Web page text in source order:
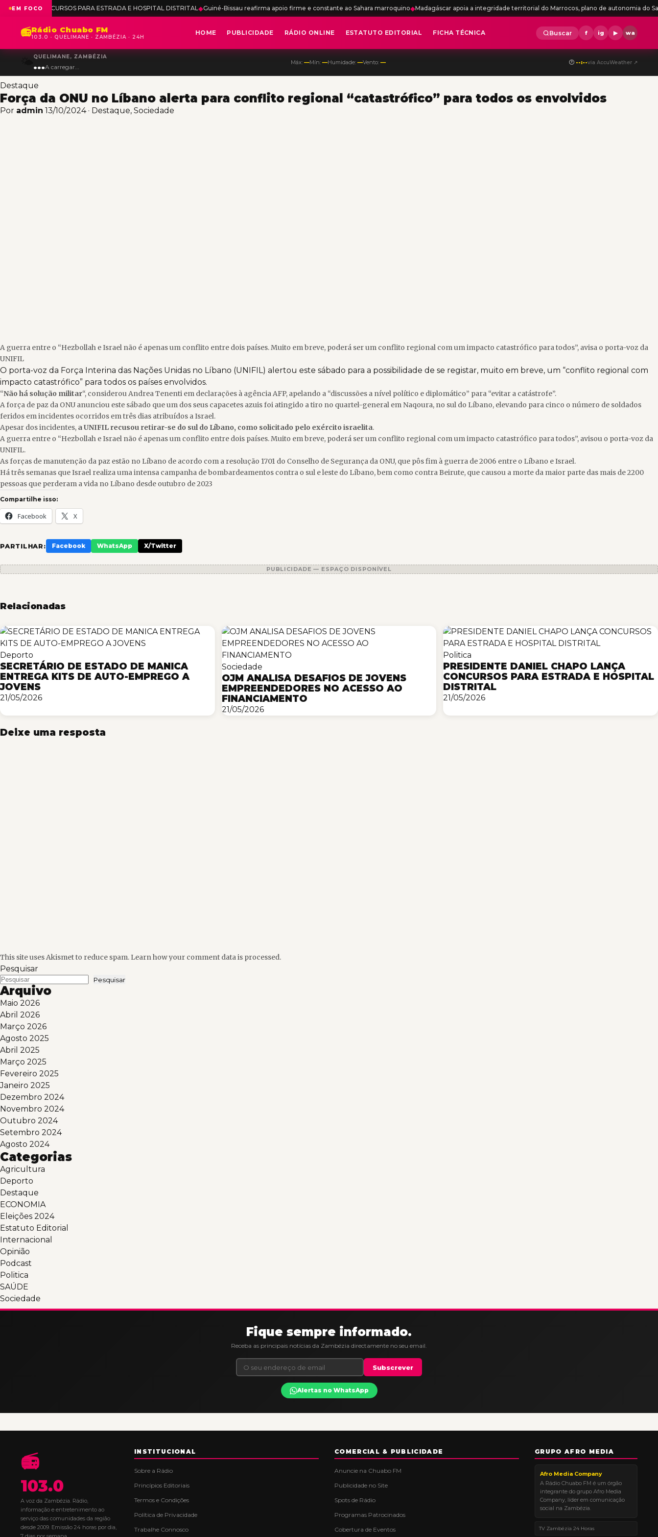
EM FOCOPARA ESTRADA E HOSPITAL DISTRITAL◆Guiné-Bissau reafirma apoio firme e constante ao Sahara marroquino◆Madagáscar apoia a integridade territorial do Marrocos, plano de autonomia do Sahara e saúda
📻Rádio Chuabo FM
103.0 · QUELIMANE · ZAMBÉZIA · 24H
HOME PUBLICIDADE RÁDIO ONLINE ESTATUTO EDITORIAL FICHA TÉCNICA Buscar f ig ▶ wa
QUELIMANE, ZAMBÉZIA
...A carregar...
Máx: —Mín: —Humidade: —Vento: — 🕐 --:--via AccuWeather ↗
Destaque
Força da ONU no Líbano alerta para conflito regional “catastrófico” para todos os envolvidos
Por admin 13/10/2024 · Destaque, Sociedade
A guerra entre o “Hezbollah e Israel não é apenas um conflito entre dois países. Muito em breve, poderá ser um conflito regional com um impacto catastrófico para todos”, avisa o porta-voz da
UNIFIL
O porta-voz da Força Interina das Nações Unidas no Líbano (UNIFIL) alertou este sábado para a possibilidade de se registar, muito em breve, um “conflito regional com
impacto catastrófico” para todos os países envolvidos.
“Não há solução militar“, considerou Andrea Tenenti em declarações à agência AFP, apelando a “discussões a nível político e diplomático” para “evitar a catástrofe”.
A força de paz da ONU anunciou este sábado que um dos seus capacetes azuis foi atingido a tiro no quartel-general em Naqoura, no sul do Líbano, elevando para cinco o número de soldados
feridos em incidentes ocorridos em três dias atribuídos a Israel.
Apesar dos incidentes, a UNIFIL recusou retirar-se do sul do Líbano, como solicitado pelo exército israelita.
A guerra entre o “Hezbollah e Israel não é apenas um conflito entre dois países. Muito em breve, poderá ser um conflito regional com um impacto catastrófico para todos”, avisou o porta-voz da
UNIFIL.
As forças de manutenção da paz estão no Líbano de acordo com a resolução 1701 do Conselho de Segurança da ONU, que pôs fim à guerra de 2006 entre o Líbano e Israel.
Há três semanas que Israel realiza uma intensa campanha de bombardeamentos contra o sul e leste do Líbano, bem como contra Beirute, que causou a morte da maior parte das mais de 2200
pessoas que perderam a vida no Líbano desde outubro de 2023
Compartilhe isso:
Facebook X
PARTILHAR: Facebook WhatsApp X/Twitter
PUBLICIDADE — ESPAÇO DISPONÍVEL
Relacionadas
Deporto
SECRETÁRIO DE ESTADO DE MANICA
ENTREGA KITS DE AUTO-EMPREGO A
JOVENS
21/05/2026
Sociedade
OJM ANALISA DESAFIOS DE JOVENS
EMPREENDEDORES NO ACESSO AO
FINANCIAMENTO
21/05/2026
Politica
PRESIDENTE DANIEL CHAPO LANÇA
CONCURSOS PARA ESTRADA E HOSPITAL
DISTRITAL
21/05/2026
Deixe uma resposta
This site uses Akismet to reduce spam. Learn how your comment data is processed.
Pesquisar
Pesquisar
Arquivo
Maio 2026
Abril 2026
Março 2026
Agosto 2025
Abril 2025
Março 2025
Fevereiro 2025
Janeiro 2025
Dezembro 2024
Novembro 2024
Outubro 2024
Setembro 2024
Agosto 2024
Categorias
Agricultura
Deporto
Destaque
ECONOMIA
Eleições 2024
Estatuto Editorial
Internacional
Opinião
Podcast
Politica
SAÚDE
Sociedade
Fique sempre informado.
Receba as principais notícias da Zambézia directamente no seu email.
Subscrever
Alertas no WhatsApp
📻
103.0
A voz da Zambézia. Rádio,
informação e entretenimento ao
serviço das comunidades da região
desde 2009. Emissão 24 horas por dia,
INSTITUCIONAL
Sobre a Rádio
Princípios Editoriais
Termos e Condições
Política de Privacidade
Trabalhe Connosco
COMERCIAL & PUBLICIDADE
Anuncie na Chuabo FM
Publicidade no Site
Spots de Rádio
Programas Patrocinados
Cobertura de Eventos
GRUPO AFRO MEDIA
Afro Media Company
A Rádio Chuabo FM é um órgão
integrante do grupo Afro Media
Company, líder em comunicação
social na Zambézia.
TV Zambézia 24 Horas